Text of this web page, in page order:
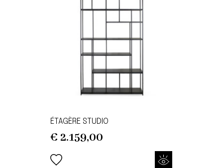
ÉTAGÈRE STUDIO
€ 2.159,00